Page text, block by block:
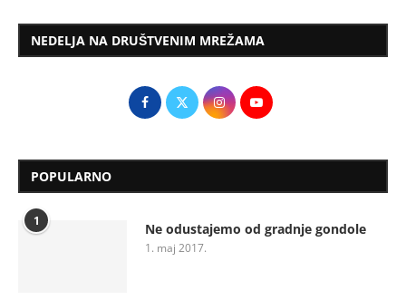
NEDELJA NA DRUŠTVENIM MREŽAMA
POPULARNO
1 Ne odustajemo od gradnje gondole
1. maj 2017.